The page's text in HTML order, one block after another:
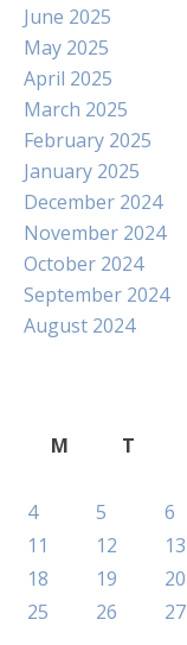
June 2025
May 2025
April 2025
March 2025
February 2025
January 2025
December 2024
November 2024
October 2024
September 2024
August 2024
M
T
4
5 6
11
12 13
18
19 20
25
26 27